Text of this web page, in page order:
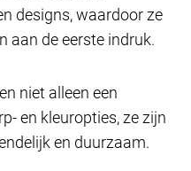
designs, waardoor ze
aan de eerste indruk.
niet alleen een
en kleuropties, ze zijn
en duurzaam.